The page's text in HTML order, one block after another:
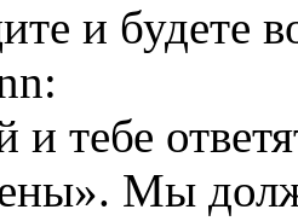
и будете
тебе
Мы